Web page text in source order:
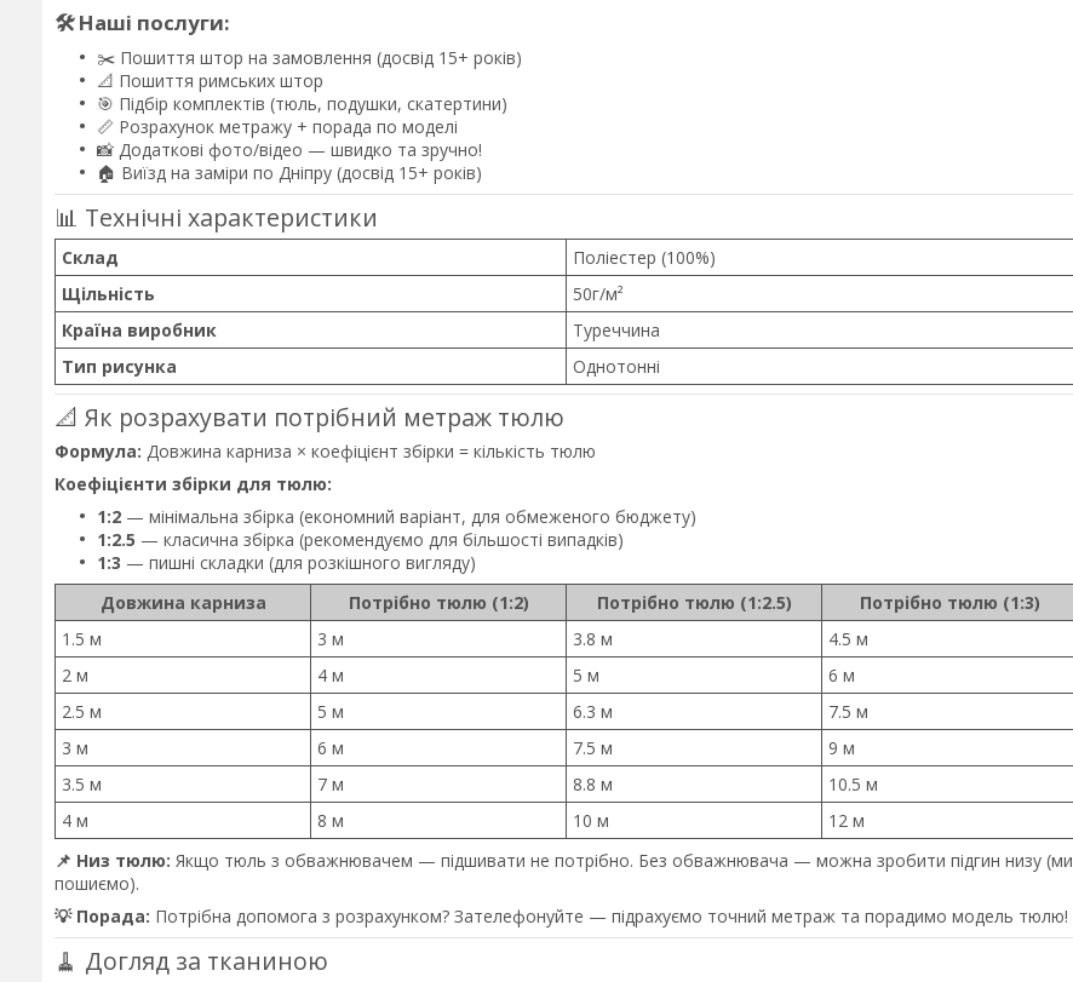
🛠️ Наші послуги:
✂️ Пошиття штор на замовлення (досвід 15+ років)
📐 Пошиття римських штор
🎯 Підбір комплектів (тюль, подушки, скатертини)
📏 Розрахунок метражу + порада по моделі
📸 Додаткові фото/відео — швидко та зручно!
🏠 Виїзд на заміри по Дніпру (досвід 15+ років)
📊 Технічні характеристики
Склад
Поліестер (100%)
Щільність
50г/м²
Країна виробник
Туреччина
Тип рисунка
Однотонні
📐 Як розрахувати потрібний метраж тюлю
Формула: Довжина карниза × коефіцієнт збірки = кількість тюлю
Коефіцієнти збірки для тюлю:
1:2 — мінімальна збірка (економний варіант, для обмеженого бюджету)
1:2.5 — класична збірка (рекомендуємо для більшості випадків)
1:3 — пишні складки (для розкішного вигляду)
Довжина карниза
Потрібно тюлю (1:2) Потрібно тюлю (1:2.5)
Потрібно тюлю (1:3)
1.5 м
3 м 3.8 м
4.5 м
2 м
4 м 5 м
6 м
2.5 м
5 м 6.3 м
7.5 м
3 м
6 м 7.5 м
9 м
3.5 м
7 м 8.8 м
10.5 м
4 м
8 м 10 м
12 м
📌 Низ тюлю: Якщо тюль з обважнювачем — підшивати не потрібно. Без обважнювача — можна зробити підгин низу (ми
пошиємо).
💡 Порада: Потрібна допомога з розрахунком? Зателефонуйте — підрахуємо точний метраж та порадимо модель тюлю!
🧹 Догляд за тканиною